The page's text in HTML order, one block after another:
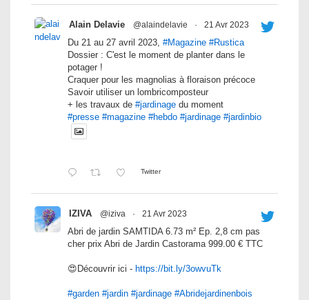
Alain Delavie @alaindelavie · 21 Avr 2023
Du 21 au 27 avril 2023, #Magazine #Rustica
Dossier : C'est le moment de planter dans le
potager !
Craquer pour les magnolias à floraison précoce
Savoir utiliser un lombricomposteur
+ les travaux de #jardinage du moment
#presse #magazine #hebdo #jardinage #jardinbio
Twitter
IZIVA @iziva · 21 Avr 2023
Abri de jardin SAMTIDA 6.73 m² Ep. 2,8 cm pas
cher prix Abri de Jardin Castorama 999.00 € TTC
😍Découvrir ici - https://bit.ly/3owvuTk
#garden #jardin #jardinage #Abridejardinenbois